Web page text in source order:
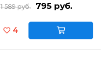
1 589 руб. 795 руб.
4